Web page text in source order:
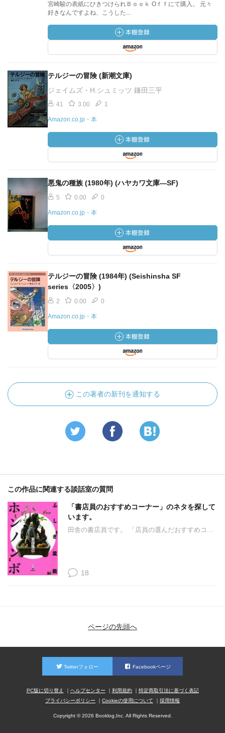
宮崎駿の表紙にひきつけられＢｏｏｋ Oｆｆにて購入。 元々
好きなんですよね、こうした...
テルジーの冒険 (新潮文庫)
ジェイムズ・H.シュミッツ 鎌田三平
41 3.00 1
Amazon.co.jp・本
悪鬼の種族 (1980年) (ハヤカワ文庫―SF)
5 0.00 0
Amazon.co.jp・本
テルジーの冒険 (1984年) (Seishinsha SF
series〈2005〉)
2 0.00 0
Amazon.co.jp・本
この著者の新刊を通知する
この作品に関連する談話室の質問
「書店員のおすすめコーナー」のネタを探して
います。
田舎の書店員です。 「店員の選んだおすすめコ...
18
ページの先頭へ
Twitterフォロー Facebookページ
PC版に切り替え ヘルプセンター 利用規約
特定商取引法に基づく表記
プライバシーポリシー
Cookieの使用について 採用情報
Copyright © 2026 Booklog,Inc. All Rights Reserved.